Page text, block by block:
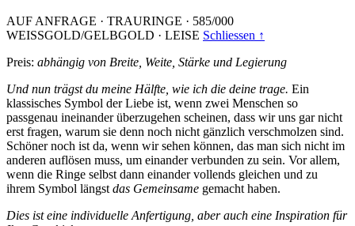
AUF ANFRAGE · TRAURINGE · 585/000
WEISSGOLD/GELBGOLD · LEISE Schliessen ↑
Preis: abhängig von Breite, Weite, Stärke und Legierung
Und nun trägst du meine Hälfte, wie ich die deine trage. Ein
klassisches Symbol der Liebe ist, wenn zwei Menschen so
passgenau ineinander überzugehen scheinen, dass wir uns gar nicht
erst fragen, warum sie denn noch nicht gänzlich verschmolzen sind.
Schöner noch ist da, wenn wir sehen können, das man sich nicht im
anderen auflösen muss, um einander verbunden zu sein. Vor allem,
wenn die Ringe selbst dann einander vollends gleichen und zu
ihrem Symbol längst das Gemeinsame gemacht haben.
Dies ist eine individuelle Anfertigung, aber auch eine Inspiration für